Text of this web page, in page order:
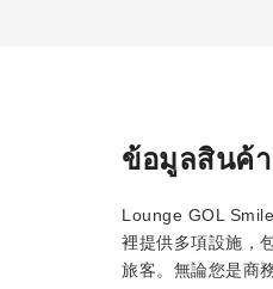
ข้อมูลสินค้า
Lounge GOL
裡提供多項設施，
旅客。無論您是商